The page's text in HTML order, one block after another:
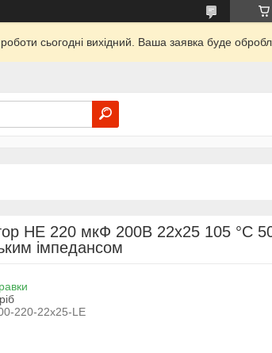
сьогодні вихідний. Ваша заявка буде
HE 220 мкФ 200В 22x25 105 °C
імпедансом
220-22x25-LE